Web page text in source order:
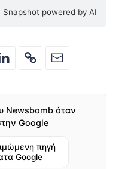
Snapshot powered by AI
Newsbomb όταν
Google
πηγή
Google